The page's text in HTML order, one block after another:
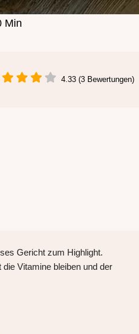
Min
4.33 (3 Bewertungen)
Gericht zum Highlight.
Vitamine bleiben und der